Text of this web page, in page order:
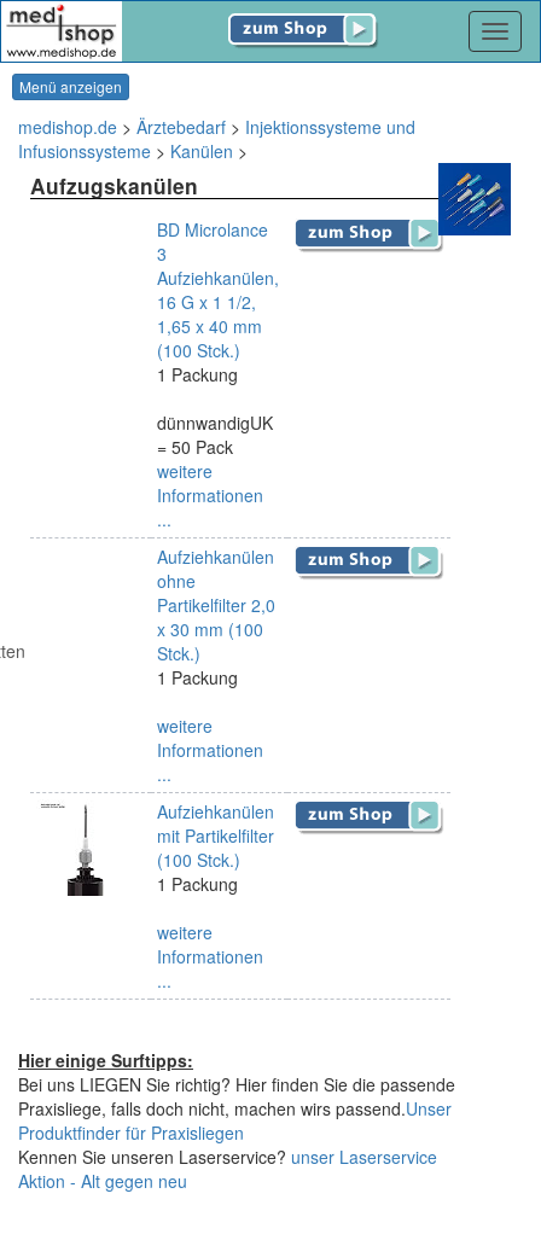
Menü anzeigen
medishop.de > Ärztebedarf > Injektionssysteme und
Infusionssysteme > Kanülen >
Aufzugskanülen
BD Microlance
3
Aufziehkanülen,
16 G x 1 1/2,
1,65 x 40 mm
(100 Stck.)
1 Packung
dünnwandigUK
= 50 Pack
weitere
Informationen
...
Aufziehkanülen
ohne
Partikelfilter 2,0
x 30 mm (100
Stck.)
1 Packung
weitere
Informationen
...
Aufziehkanülen
mit Partikelfilter
(100 Stck.)
1 Packung
weitere
Informationen
...
Hier einige Surftipps:
Bei uns LIEGEN Sie richtig? Hier finden Sie die passende
Praxisliege, falls doch nicht, machen wirs passend.Unser
Produktfinder für Praxisliegen
Kennen Sie unseren Laserservice? unser Laserservice
Aktion - Alt gegen neu